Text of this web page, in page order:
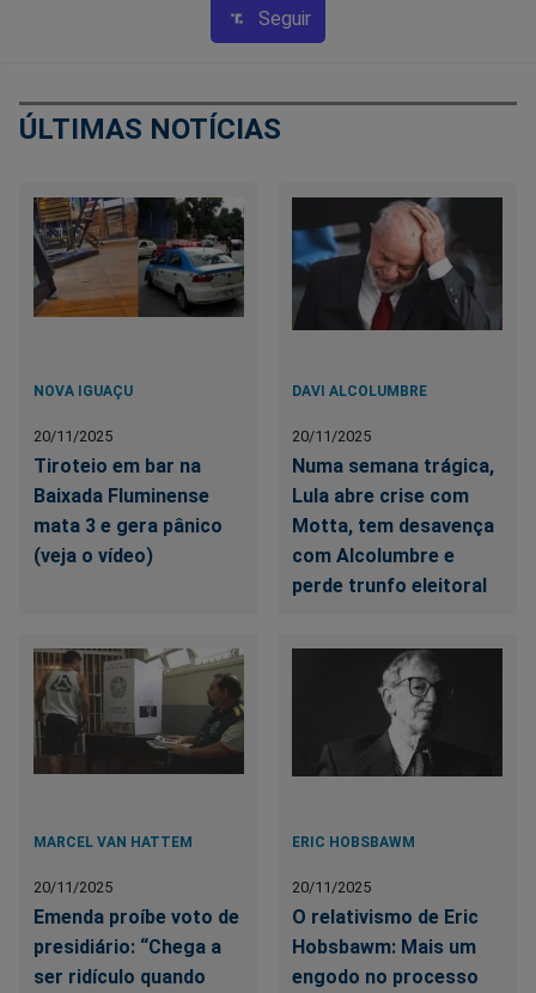
Seguir
ÚLTIMAS NOTÍCIAS
NOVA IGUAÇU
20/11/2025
Tiroteio em bar na
Baixada Fluminense
mata 3 e gera pânico
(veja o vídeo)
DAVI ALCOLUMBRE
20/11/2025
Numa semana trágica,
Lula abre crise com
Motta, tem desavença
com Alcolumbre e
perde trunfo eleitoral
MARCEL VAN HATTEM
20/11/2025
Emenda proíbe voto de
presidiário: “Chega a
ser ridículo quando
ERIC HOBSBAWM
20/11/2025
O relativismo de Eric
Hobsbawm: Mais um
engodo no processo